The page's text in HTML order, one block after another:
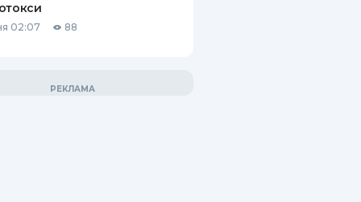
02:07 88